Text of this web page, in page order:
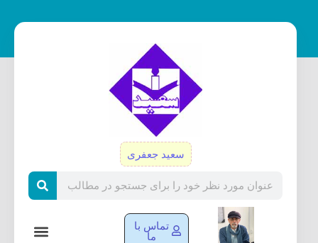
سعید جعفری
تماس با
ما